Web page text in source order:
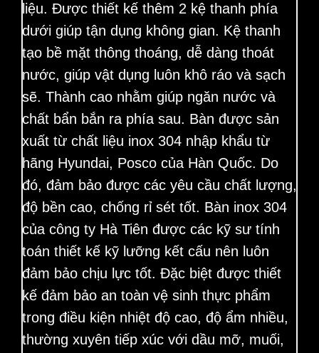
liệu. Được thiết kế thêm 2 kệ thanh phía
dưới giúp tận dụng không gian. Kệ thanh
tạo bề mặt thông thoáng, dễ dàng thoát
nước, giúp vật dụng luôn khô ráo và sạch
sẽ. Thành cao nhằm giúp ngăn nước và
chất bẩn bắn ra phía sau. Bàn được sản
xuất từ chất liệu inox 304 nhập khẩu từ
hãng Hyundai, Posco của Hàn Quốc. Do
đó, đảm bảo được các yêu cầu chất lượng,
độ bền cao, chống rỉ sét tốt. Bàn inox 304
của công ty Hà Tiên được các kỹ sư tính
toán thiết kế kỹ lưỡng kết cấu nên luôn
đảm bảo chịu lực tốt. Đặc biệt được thiết
kế đảm bảo an toàn vệ sinh thực phẩm
trong điều kiện nhiệt độ cao, độ ẩm nhiều,
thường xuyên tiếp xúc với dầu mỡ, muối,